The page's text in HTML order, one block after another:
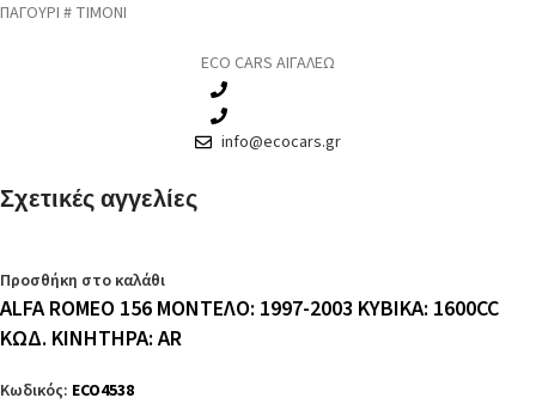
ΠΑΓΟΥΡΙ # ΤΙΜΟΝΙ
ECO CARS ΑΙΓΑΛΕΩ
info@ecocars.gr
Σχετικές αγγελίες
Προσθήκη στο καλάθι
ALFA ROMEO 156 ΜΟΝΤΕΛΟ: 1997-2003 ΚΥΒΙΚΑ: 1600CC
ΚΩΔ. ΚΙΝΗΤΗΡΑ: AR
Κωδικός: ECO4538